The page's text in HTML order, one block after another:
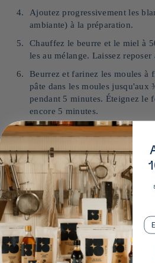
Ajoutez progressivement les
ambiante) à la préparation.
Chauffez le beurre et le miel à
les au mélange. Laissez
Beurrez et farinez les moules à
pâte dans les moules jusqu'aux
pendant 5 minutes. Éteignez le
encore 5 minutes.
Laissez refroidir, démoulez, et
I nostri consigli per questa